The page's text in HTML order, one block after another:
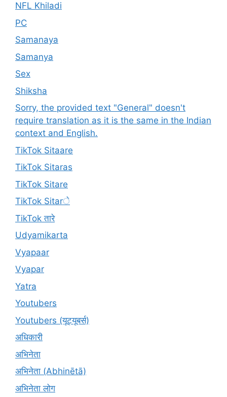
NFL Khiladi
PC
Samanaya
Samanya
Sex
Shiksha
Sorry, the provided text "General" doesn't
require translation as it is the same in the Indian
context and English.
TikTok Sitaare
TikTok Sitaras
TikTok Sitare
TikTok Sitarे
TikTok तारे
Udyamikarta
Vyapaar
Vyapar
Yatra
Youtubers
Youtubers (यूट्यूबर्स)
अधिकारी
अभिनेता
अभिनेता (Abhinētā)
अभिनेता लोग